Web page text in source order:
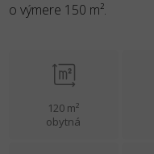
o výmere 150 m².
120 m²
obytná